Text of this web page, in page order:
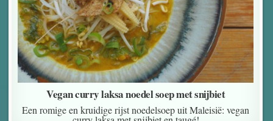
Vegan curry laksa noedel soep met snijbiet
Een romige en kruidige rijst noedelsoep uit Maleisië: vegan